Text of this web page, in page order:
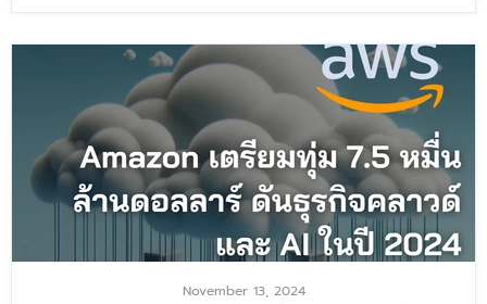
November 13, 2024